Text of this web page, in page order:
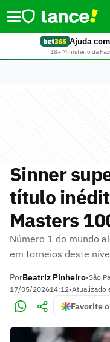
Ajuda
18+ Ministério da
Sinner
título
Masters
Número 1 do mundo
em torneios deste
PorBeatriz Pinheiro•São
17/05/202614:12•Atualizado
Favorite